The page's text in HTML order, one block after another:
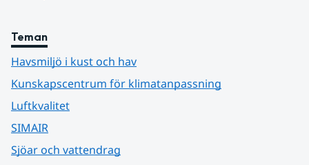
Teman
Havsmiljö i kust och hav
Kunskapscentrum för klimatanpassning
Luftkvalitet
SIMAIR
Sjöar och vattendrag